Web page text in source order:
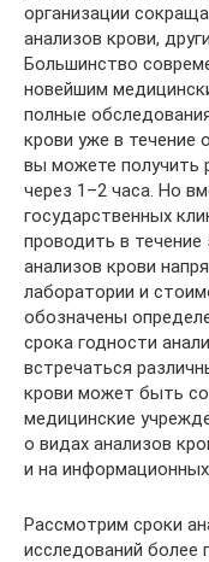
организации
анализов крови,
Большинство
новейшим
полные
крови уже в течение
вы можете получить
через 1–2 часа. Но
государственных
проводить в
анализов крови
лаборатории и
обозначены
срока годности
встречаться
крови может быть
медицинские
о видах анализов
и на
Рассмотрим сроки
исследований более